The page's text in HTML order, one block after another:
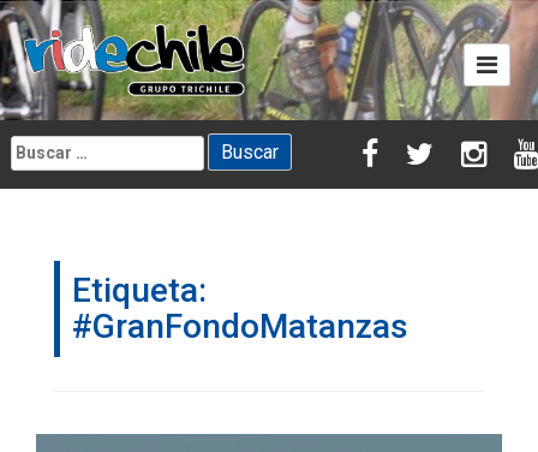
Skip
to
content
Buscar:
Etiqueta:
#GranFondoMatanzas